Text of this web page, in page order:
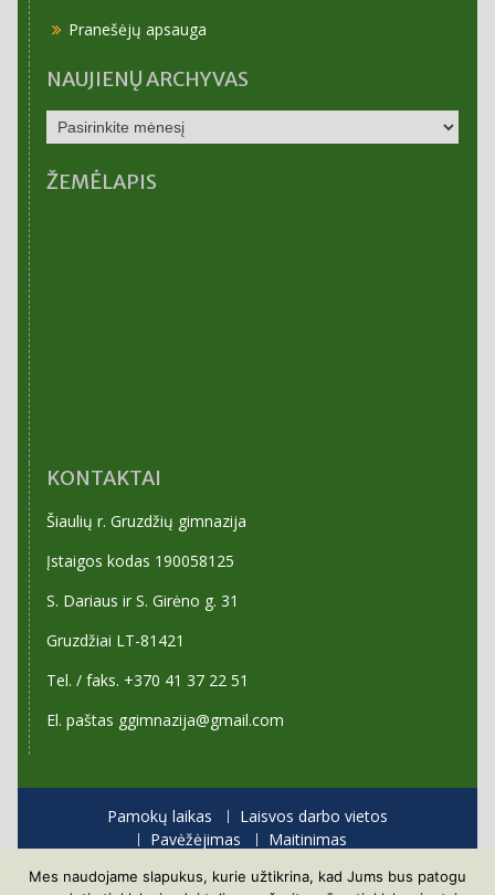
Pranešėjų apsauga
NAUJIENŲ ARCHYVAS
NAUJIENŲ
ARCHYVAS
ŽEMĖLAPIS
KONTAKTAI
Šiaulių r. Gruzdžių gimnazija
Įstaigos kodas 190058125
S. Dariaus ir S. Girėno g. 31
Gruzdžiai LT-81421
Tel. / faks. +370 41 37 22 51
El. paštas ggimnazija@gmail.com
Pamokų laikas
Laisvos darbo vietos
Pavėžėjimas
Maitinimas
Visos teisės saugomos
Mes naudojame slapukus, kurie užtikrina, kad Jums bus patogu